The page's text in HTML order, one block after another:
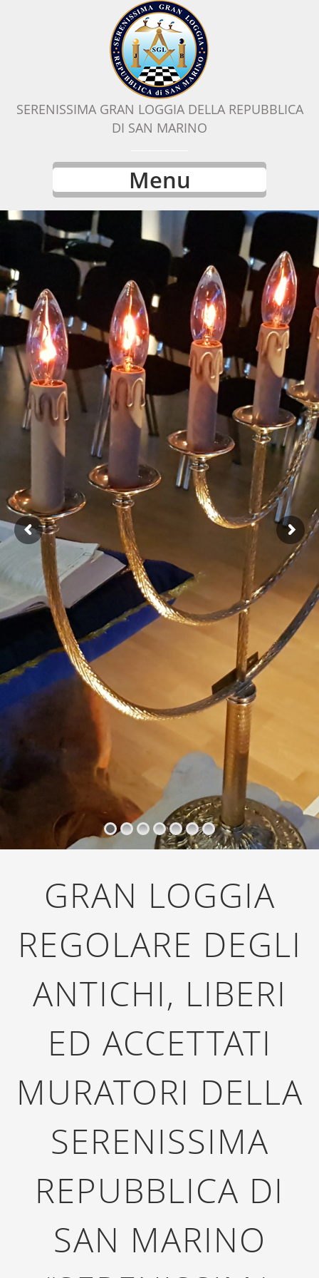
SERENISSIMA GRAN LOGGIA DELLA REPUBBLICA
DI SAN MARINO
Menu
GRAN LOGGIA
REGOLARE DEGLI
ANTICHI, LIBERI
ED ACCETTATI
MURATORI DELLA
SERENISSIMA
REPUBBLICA DI
SAN MARINO